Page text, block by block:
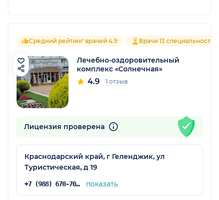
Средний рейтинг врачей 4.9 Врачи 13 специальностей
Лечебно-оздоровительный
комплекс «Солнечная»
4.9 1 отзыв
Лицензия проверена
Краснодарский край, г Геленджик, ул
Туристическая, д 19
+7 (988) 670-70-70 показать